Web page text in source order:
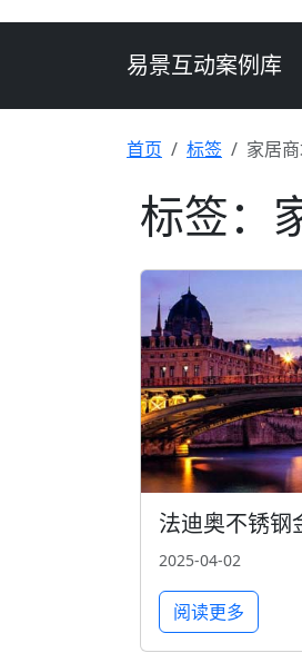
易景互动案例库
首页 标签 家居
标签：
法迪奥不锈钢
2025-04-02
阅读更多